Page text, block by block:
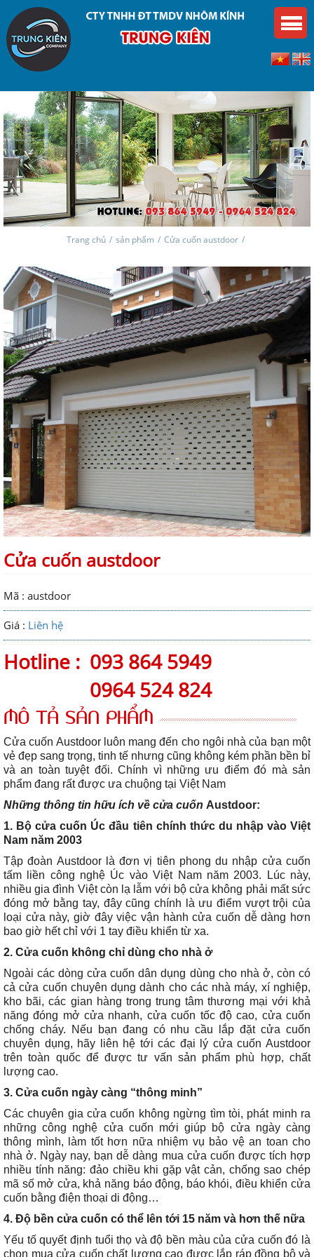
Trang chủ / sản phẩm / Cửa cuốn austdoor /
Cửa cuốn austdoor
Mã : austdoor
Giá : Liên hệ
Hotline : 093 864 5949
0964 524 824
MÔ TẢ SẢN PHẨM
Cửa cuốn Austdoor luôn mang đến cho ngôi nhà của bạn một
vẻ đẹp sang trọng, tinh tế nhưng cũng không kém phần bền bỉ
và an toàn tuyệt đối. Chính vì những ưu điểm đó mà sản
phẩm đang rất được ưa chuộng tại Việt Nam
Những thông tin hữu ích về cửa cuốn Austdoor:
1. Bộ cửa cuốn Úc đầu tiên chính thức du nhập vào Việt
Nam năm 2003
Tập đoàn Austdoor là đơn vị tiên phong du nhập cửa cuốn
tấm liền công nghệ Úc vào Việt Nam năm 2003. Lúc này,
nhiều gia đình Việt còn lạ lẫm với bộ cửa không phải mất sức
đóng mở bằng tay, đây cũng chính là ưu điểm vượt trội của
loại cửa này, giờ đây việc vận hành cửa cuốn dễ dàng hơn
bao giờ hết chỉ với 1 tay điều khiển từ xa.
2. Cửa cuốn không chỉ dùng cho nhà ở
Ngoài các dòng cửa cuốn dân dụng dùng cho nhà ở, còn có
cả cửa cuốn chuyên dụng dành cho các nhà máy, xí nghiệp,
kho bãi, các gian hàng trong trung tâm thương mại với khả
năng đóng mở cửa nhanh, cửa cuốn tốc độ cao, cửa cuốn
chống cháy. Nếu bạn đang có nhu cầu lắp đặt cửa cuốn
chuyên dụng, hãy liên hệ tới các đại lý cửa cuốn Austdoor
trên toàn quốc để được tư vấn sản phẩm phù hợp, chất
lượng cao.
3. Cửa cuốn ngày càng “thông minh”
Các chuyên gia cửa cuốn không ngừng tìm tòi, phát minh ra
những công nghệ cửa cuốn mới giúp bộ cửa ngày càng
thông mình, làm tốt hơn nữa nhiệm vụ bảo vệ an toan cho
nhà ở. Ngày nay, bạn dễ dàng mua cửa cuốn được tích hợp
nhiều tính năng: đảo chiều khi gặp vật cản, chống sao chép
mã số mở cửa, khả năng báo động, báo khói, điều khiển cửa
cuốn bằng điện thoại di động…
4. Độ bền cửa cuốn có thể lên tới 15 năm và hơn thế nữa
Yếu tố quyết định tuổi thọ và độ bền màu của cửa cuốn đó là
chọn mua cửa cuốn chất lượng cao được lắp ráp đồng bộ và